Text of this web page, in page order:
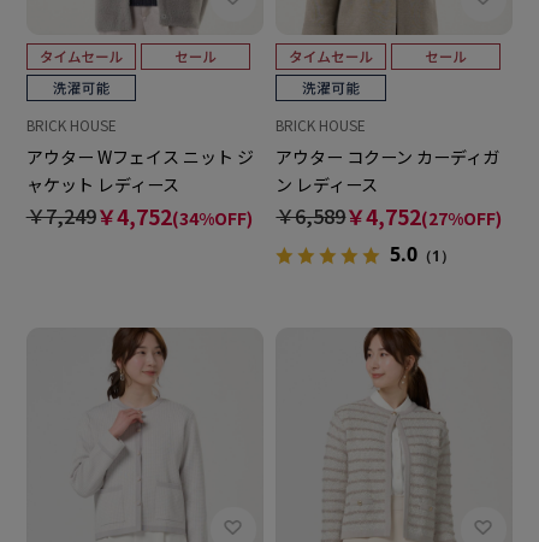
BRICK HOUSE
アウター Wフェイス ニット ジ
ャケット レディース
￥7,249￥4,752(34%OFF)
BRICK HOUSE
アウター コクーン カーディガ
ン レディース
￥6,589￥4,752(27%OFF)
5.0 （1）